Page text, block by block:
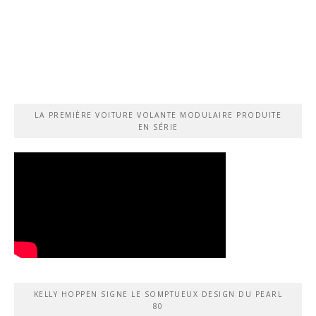
LA PREMIÈRE VOITURE VOLANTE MODULAIRE PRODUITE
EN SÉRIE
KELLY HOPPEN SIGNE LE SOMPTUEUX DESIGN DU PEARL
80